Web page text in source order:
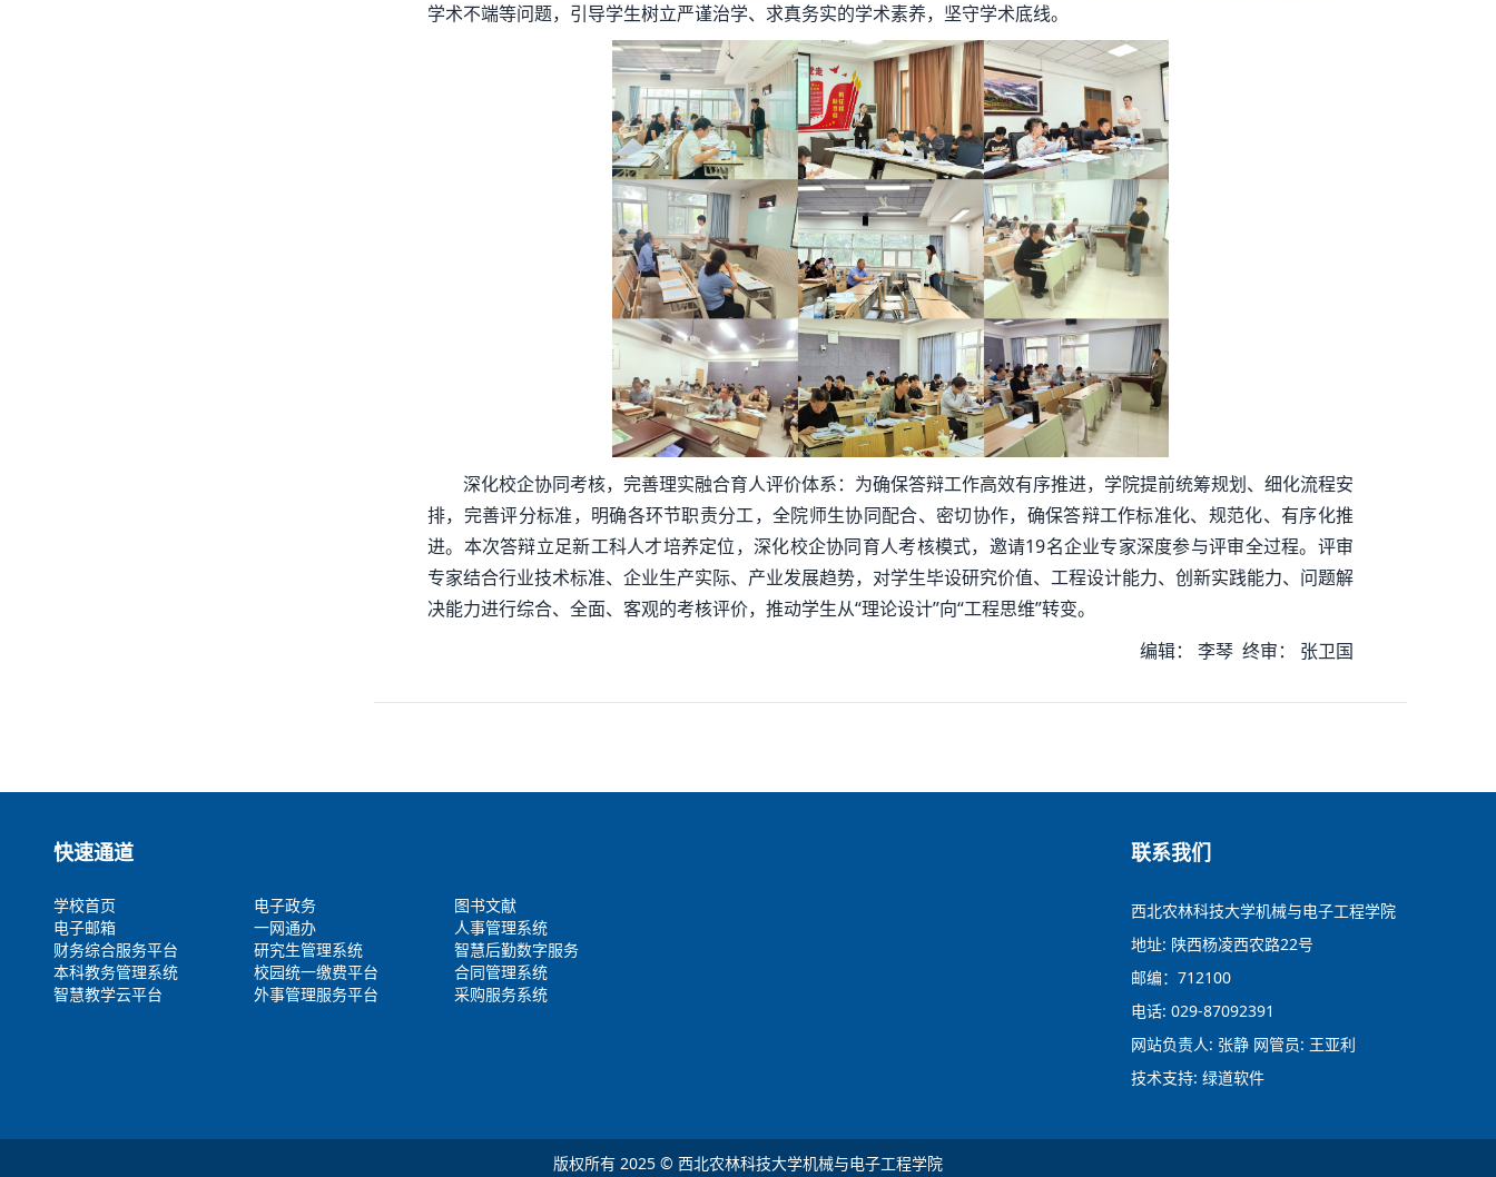
学术不端等问题，引导学生树立严谨治学、求真务实的学术素养，坚守学术底线。
深化校企协同考核，完善理实融合育人评价体系：为确保答辩工作高效有序推进，学院提前统筹规划、细化流程安
排，完善评分标准，明确各环节职责分工，全院师生协同配合、密切协作，确保答辩工作标准化、规范化、有序化推
进。本次答辩立足新工科人才培养定位，深化校企协同育人考核模式，邀请19名企业专家深度参与评审全过程。评审
专家结合行业技术标准、企业生产实际、产业发展趋势，对学生毕设研究价值、工程设计能力、创新实践能力、问题解
决能力进行综合、全面、客观的考核评价，推动学生从“理论设计”向“工程思维”转变。
编辑：
李琴 终审： 张卫国
快速通道
学校首页 电子政务
图书文献
电子邮箱
一网通办
人事管理系统
财务综合服务平台
研究生管理系统
智慧后勤数字服务
本科教务管理系统
校园统一缴费平台
合同管理系统
智慧教学云平台
外事管理服务平台 采购服务系统
联系我们
西北农林科技大学机械与电子工程学院
地址: 陕西杨凌西农路22号
邮编：712100
电话: 029-87092391
网站负责人: 张静 网管员: 王亚利
技术支持: 绿道软件
版权所有 2025 © 西北农林科技大学机械与电子工程学院